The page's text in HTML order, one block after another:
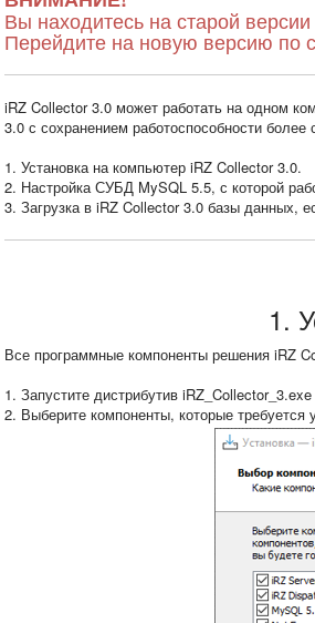
Вы находитесь на старой
Перейдите на новую версию по
iRZ Collector 3.0 может работать на одном
3.0 с сохранением работоспособности
1. Установка на компьютер iRZ Collector 3.0.
2. Настройка СУБД MySQL 5.5, с которой
3. Загрузка в iRZ Collector 3.0 базы данных,
1.
Все программные компоненты решения iRZ
1. Запустите дистрибутив
2. Выберите компоненты, которые